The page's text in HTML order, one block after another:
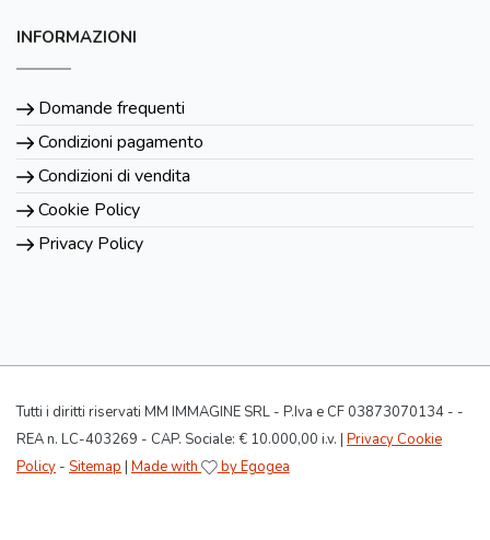
INFORMAZIONI
Domande frequenti
Condizioni pagamento
Condizioni di vendita
Cookie Policy
Privacy Policy
Tutti i diritti riservati MM IMMAGINE SRL - P.Iva e CF 03873070134 - -
REA n. LC-403269 - CAP. Sociale: € 10.000,00 i.v. | Privacy Cookie
Policy - Sitemap | Made with by Egogea